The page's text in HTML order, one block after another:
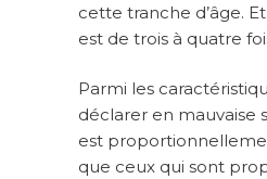
cette tranche d’âge.
est de trois à quatre
Parmi les
déclarer en mauvaise
est
que ceux qui sont